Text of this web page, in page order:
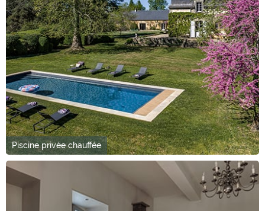
Piscine privée chauffée